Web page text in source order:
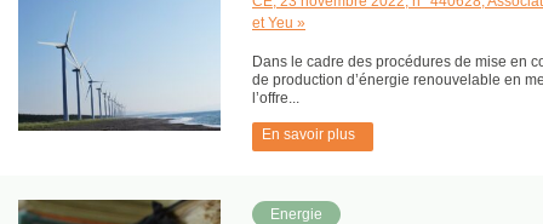
et Yeu »
Dans le cadre des procédures de mise en
de production d’énergie renouvelable en
l’offre...
En savoir plus
Energie